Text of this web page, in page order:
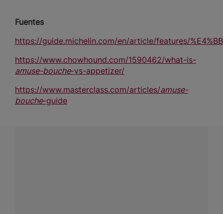
Fuentes
https://guide.michelin.com/en/article/features/
https://www.chowhound.com/1590462/what-is-
amuse-bouche-vs-appetizer/
https://www.masterclass.com/articles/amuse-
bouche-guide